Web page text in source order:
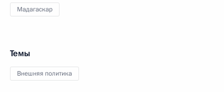
Мадагаскар
Темы
Внешняя политика